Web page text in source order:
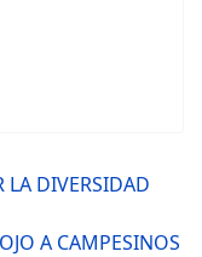
LA DIVERSIDAD
A CAMPESINOS